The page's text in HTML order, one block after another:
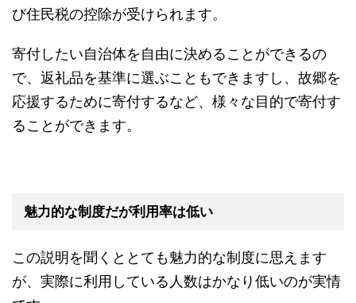
び住民税の控除が受けられます。
寄付したい自治体を自由に決めることができるの
で、返礼品を基準に選ぶこともできますし、故郷を
応援するために寄付するなど、様々な目的で寄付す
ることができます。
魅力的な制度だが利用率は低い
この説明を聞くととても魅力的な制度に思えます
が、実際に利用している人数はかなり低いのが実情